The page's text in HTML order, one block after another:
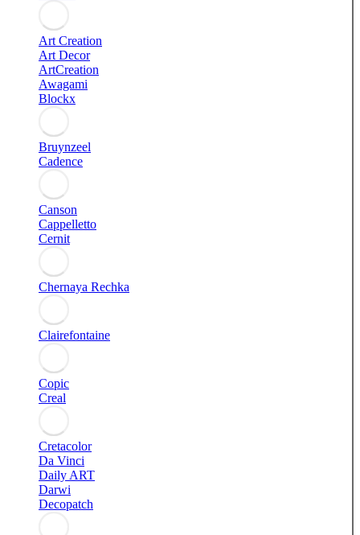
Art Creation
Art Decor
ArtCreation
Awagami
Blockx
Bruynzeel
Cadence
Canson
Cappelletto
Cernit
Chernaya Rechka
Clairefontaine
Copic
Creal
Cretacolor
Da Vinci
Daily ART
Darwi
Decopatch